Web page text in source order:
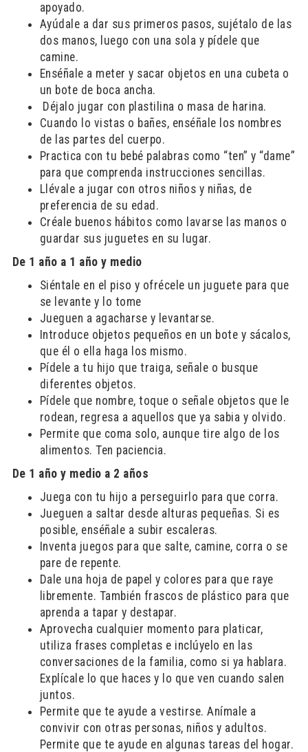
apoyado.
Ayúdale a dar sus primeros pasos, sujétalo de las
dos manos, luego con una sola y pídele que
camine.
Enséñale a meter y sacar objetos en una cubeta o
un bote de boca ancha.
Déjalo jugar con plastilina o masa de harina.
Cuando lo vistas o bañes, enséñale los nombres
de las partes del cuerpo.
Practica con tu bebé palabras como “ten” y “dame”
para que comprenda instrucciones sencillas.
Llévale a jugar con otros niños y niñas, de
preferencia de su edad.
Créale buenos hábitos como lavarse las manos o
guardar sus juguetes en su lugar.
De 1 año a 1 año y medio
Siéntale en el piso y ofrécele un juguete para que
se levante y lo tome
Jueguen a agacharse y levantarse.
Introduce objetos pequeños en un bote y sácalos,
que él o ella haga los mismo.
Pídele a tu hijo que traiga, señale o busque
diferentes objetos.
Pídele que nombre, toque o señale objetos que le
rodean, regresa a aquellos que ya sabia y olvido.
Permite que coma solo, aunque tire algo de los
alimentos. Ten paciencia.
De 1 año y medio a 2 años
Juega con tu hijo a perseguirlo para que corra.
Jueguen a saltar desde alturas pequeñas. Si es
posible, enséñale a subir escaleras.
Inventa juegos para que salte, camine, corra o se
pare de repente.
Dale una hoja de papel y colores para que raye
libremente. También frascos de plástico para que
aprenda a tapar y destapar.
Aprovecha cualquier momento para platicar,
utiliza frases completas e inclúyelo en las
conversaciones de la familia, como si ya hablara.
Explícale lo que haces y lo que ven cuando salen
juntos.
Permite que te ayude a vestirse. Anímale a
convivir con otras personas, niños y adultos.
Permite que te ayude en algunas tareas del hogar.